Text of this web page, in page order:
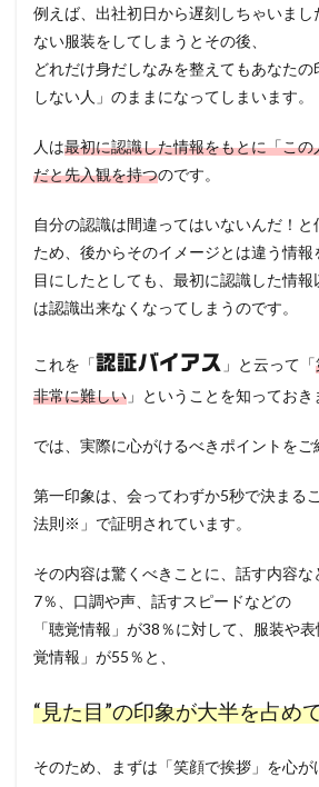
例えば、出社初日から遅刻しちゃいま
ない服装をしてしまうとその後、
どれだけ身だしなみを整えてもあなたの
しない人」のままになってしまいます。
人は最初に認識した情報をもとに「こ
だと先入観を持つのです。
自分の認識は間違ってはいないんだ！と
ため、後からそのイメージとは違う情報
目にしたとしても、最初に認識した情
は認識出来なくなってしまうのです。
これを「認証バイアス 」と云って「
非常に難しい 」ということを知っておき
では、実際に心がけるべきポイントをご
第一印象は、会ってわずか5秒で決まる
法則※」で証明されています。
その内容は驚くべきことに、話す内容
7％、口調や声、話すスピードなどの
「聴覚情報」が38％に対して、服装や
覚情報」が55％と、
“見た目”の印象が大半を占め
そのため、まずは「笑顔で挨拶」を心